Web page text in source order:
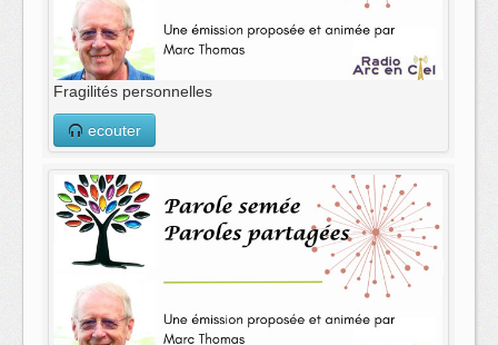
Fragilités personnelles
ecouter